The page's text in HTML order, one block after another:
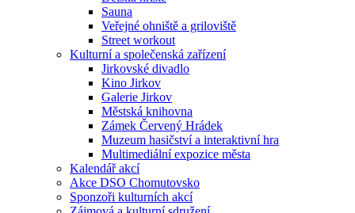
Sauna
Veřejné ohniště a griloviště
Street workout
Kulturní a společenská zařízení
Jirkovské divadlo
Kino Jirkov
Galerie Jirkov
Městská knihovna
Zámek Červený Hrádek
Muzeum hasičství a interaktivní hra
Multimediální expozice města
Kalendář akcí
Akce DSO Chomutovsko
Sponzoři kulturních akcí